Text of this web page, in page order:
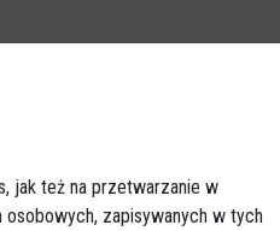
-
jak też na przetwarzanie w
zapisywanych w tych